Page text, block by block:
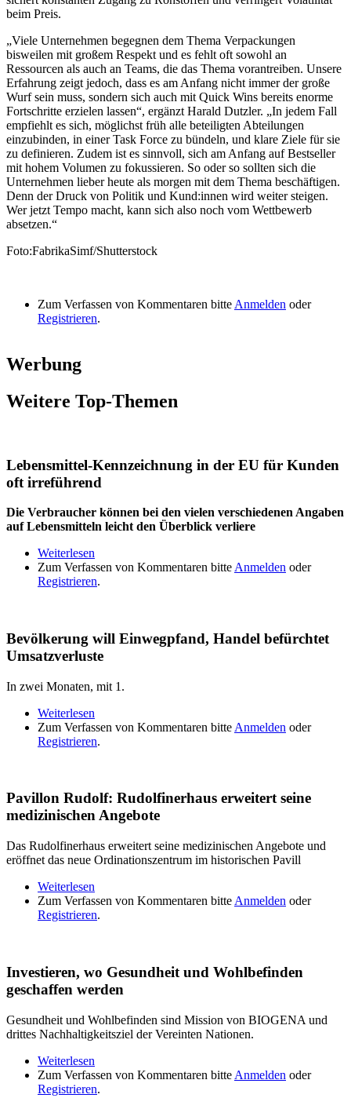
beim Preis.
„Viele Unternehmen begegnen dem Thema Verpackungen
bisweilen mit großem Respekt und es fehlt oft sowohl an
Ressourcen als auch an Teams, die das Thema vorantreiben. Unsere
Erfahrung zeigt jedoch, dass es am Anfang nicht immer der große
Wurf sein muss, sondern sich auch mit Quick Wins bereits enorme
Fortschritte erzielen lassen“, ergänzt Harald Dutzler. „In jedem Fall
empfiehlt es sich, möglichst früh alle beteiligten Abteilungen
einzubinden, in einer Task Force zu bündeln, und klare Ziele für sie
zu definieren. Zudem ist es sinnvoll, sich am Anfang auf Bestseller
mit hohem Volumen zu fokussieren. So oder so sollten sich die
Unternehmen lieber heute als morgen mit dem Thema beschäftigen.
Denn der Druck von Politik und Kund:innen wird weiter steigen.
Wer jetzt Tempo macht, kann sich also noch vom Wettbewerb
absetzen.“
Foto:FabrikaSimf/Shutterstock
Zum Verfassen von Kommentaren bitte Anmelden oder
Registrieren.
Werbung
Weitere Top-Themen
Lebensmittel-Kennzeichnung in der EU für Kunden
oft irreführend
Die Verbraucher können bei den vielen verschiedenen Angaben
auf Lebensmitteln leicht den Überblick verliere
Weiterlesen
Kunden oft irreführend
Zum Verfassen von Kommentaren bitte Anmelden oder
Registrieren.
Bevölkerung will Einwegpfand, Handel befürchtet
Umsatzverluste
In zwei Monaten, mit 1.
Weiterlesen
befürchtet Umsatzverluste
Zum Verfassen von Kommentaren bitte Anmelden oder
Registrieren.
Pavillon Rudolf: Rudolfinerhaus erweitert seine
medizinischen Angebote
Das Rudolfinerhaus erweitert seine medizinischen Angebote und
eröffnet das neue Ordinationszentrum im historischen Pavill
Weiterlesen
seine medizinischen Angebote
Zum Verfassen von Kommentaren bitte Anmelden oder
Registrieren.
Investieren, wo Gesundheit und Wohlbefinden
geschaffen werden
Gesundheit und Wohlbefinden sind Mission von BIOGENA und
drittes Nachhaltigkeitsziel der Vereinten Nationen.
Weiterlesen
geschaffen werden
Zum Verfassen von Kommentaren bitte Anmelden oder
Registrieren.